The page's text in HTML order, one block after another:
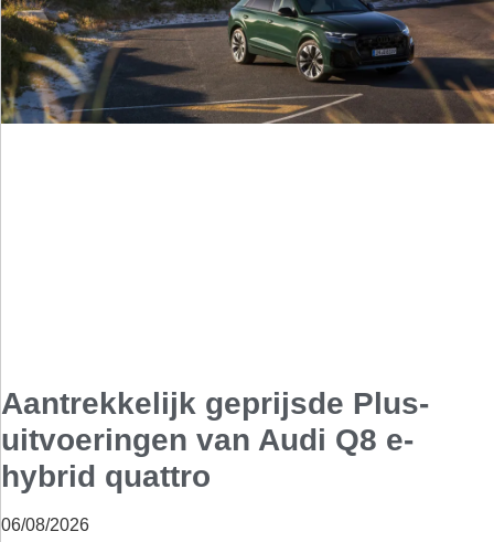
Aantrekkelijk geprijsde Plus-
uitvoeringen van Audi Q8 e-
hybrid quattro
06/08/2026